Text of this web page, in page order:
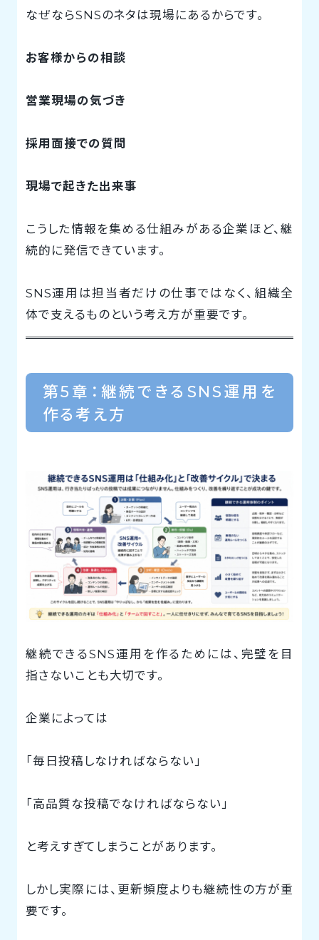
なぜならSNSのネタは現場にあるからです。
お客様からの相談
営業現場の気づき
採用面接での質問
現場で起きた出来事
こうした情報を集める仕組みがある企業ほど、継
続的に発信できています。
SNS運用は担当者だけの仕事ではなく、組織全
体で支えるものという考え方が重要です。
第5章：継続できるSNS運用を
作る考え方
継続できるSNS運用を作るためには、完璧を目
指さないことも大切です。
企業によっては
「毎日投稿しなければならない」
「高品質な投稿でなければならない」
と考えすぎてしまうことがあります。
しかし実際には、更新頻度よりも継続性の方が重
要です。